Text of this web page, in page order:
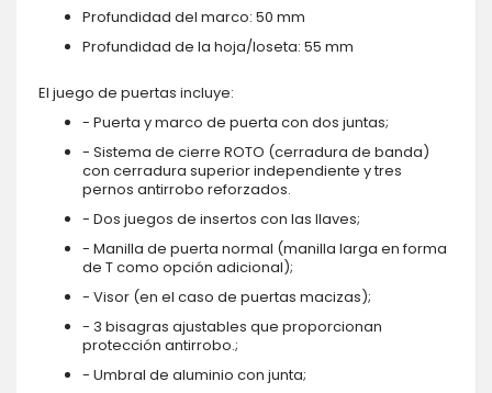
Profundidad del marco: 50 mm
Profundidad de la hoja/loseta: 55 mm
El juego de puertas incluye:
- Puerta y marco de puerta con dos juntas;
- Sistema de cierre ROTO (cerradura de banda)
con cerradura superior independiente y tres
pernos antirrobo reforzados.
- Dos juegos de insertos con las llaves;
- Manilla de puerta normal (manilla larga en forma
de T como opción adicional);
- Visor (en el caso de puertas macizas);
- 3 bisagras ajustables que proporcionan
protección antirrobo.;
- Umbral de aluminio con junta;